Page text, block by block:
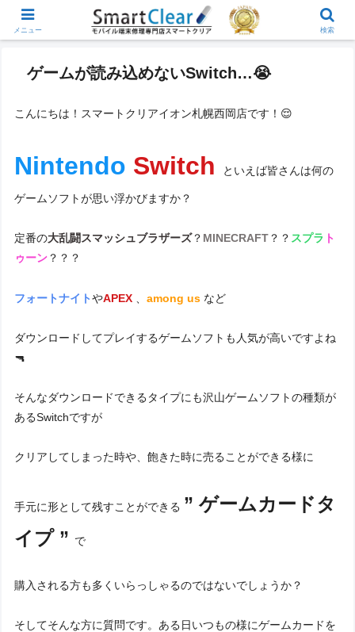
ゲームが読み込めないSwitch…😭
こんにちは！スマートクリアイオン札幌西岡店です！😌
Nintendo Switch といえば皆さんは何の
ゲームソフトが思い浮かびますか？
定番の大乱闘スマッシュブラザーズ？ MINECRAFT ？？ スプラ ト
ゥーン ？？？
フォートナイトやAPEX 、among us など
ダウンロードしてプレイするゲームソフトも人気が高いですよね
🔫
そんなダウンロードできるタイプにも沢山ゲームソフトの種類が
あるSwitchですが
クリアしてしまった時や、飽きた時に売ることができる様に
手元に形として残すことができる ” ゲームカードタ
イプ ” で
購入される方も多くいらっしゃるのではないでしょうか？
そしてそんな方に質問です。ある日いつもの様にゲームカードを
メニュー 検索